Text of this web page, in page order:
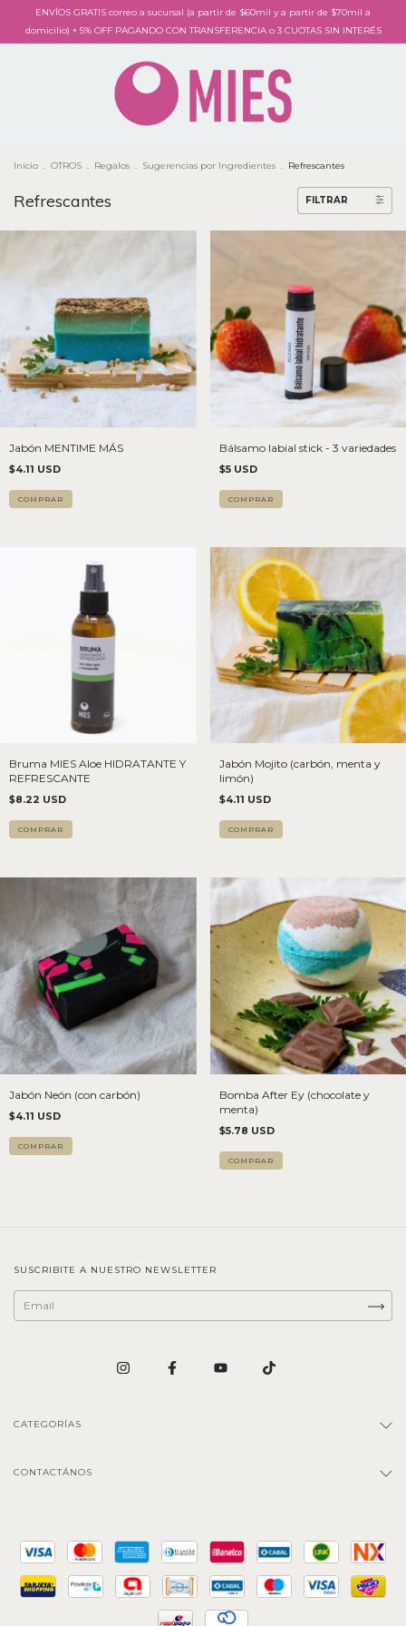
ENVÍOS GRATIS correo a sucursal (a partir de $60mil y a partir de $70mil a
domicilio) + 5% OFF PAGANDO CON TRANSFERENCIA o 3 CUOTAS SIN INTERÉS
Inicio . OTROS . Regalos . Sugerencias por Ingredientes . Refrescantes
Refrescantes FILTRAR
Jabón MENTIME MÁS
$4.11 USD
Bálsamo labial stick - 3 variedades
$5 USD
COMPRAR
Bruma MIES Aloe HIDRATANTE Y
REFRESCANTE
$8.22 USD
Jabón Mojito (carbón, menta y
limón)
$4.11 USD
COMPRAR
Jabón Neón (con carbón)
$4.11 USD
Bomba After Ey (chocolate y
menta)
$5.78 USD
SUSCRIBITE A NUESTRO NEWSLETTER
CATEGORÍAS
CONTACTÁNOS